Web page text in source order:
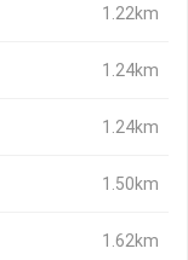
1.22km
1.24km
1.24km
1.50km
1.62km